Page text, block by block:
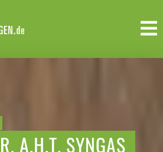
A.H.T. SYNGAS